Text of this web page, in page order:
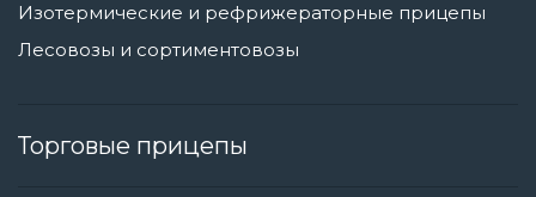
Изотермические и рефрижераторные прицепы
Лесовозы и сортиментовозы
Торговые прицепы